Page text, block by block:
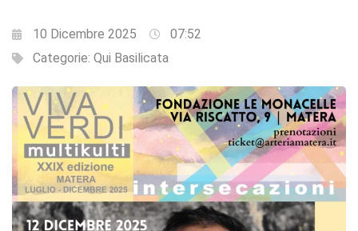
10 Dicembre 2025
07:52
Categorie: Qui Basilicata